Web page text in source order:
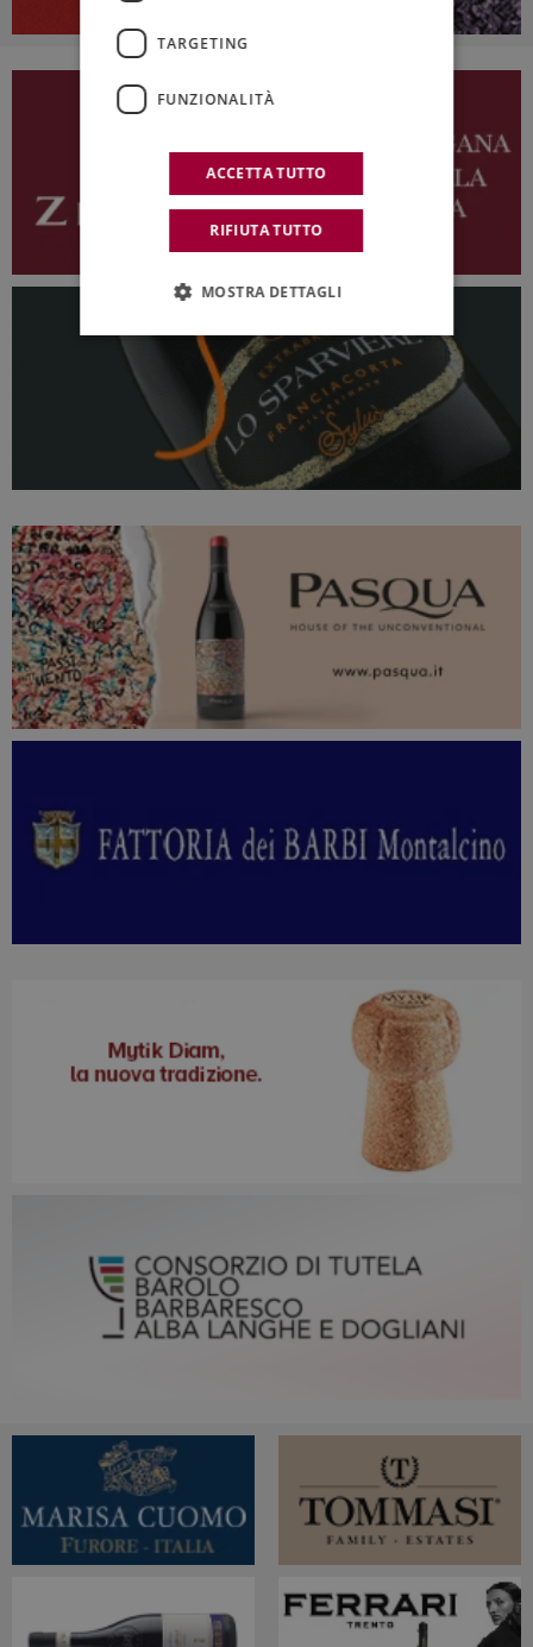
TARGETING
FUNZIONALITÀ
ACCETTA TUTTO
RIFIUTA TUTTO
MOSTRA DETTAGLI